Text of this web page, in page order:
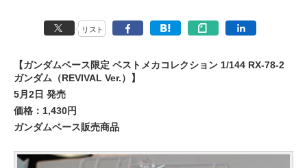
リスト
【ガンダムベース限定 ベストメカコレクション 1/144 RX-78-2
ガンダム（REVIVAL Ver.）】
5月2日 発売
価格：1,430円
ガンダムベース販売商品